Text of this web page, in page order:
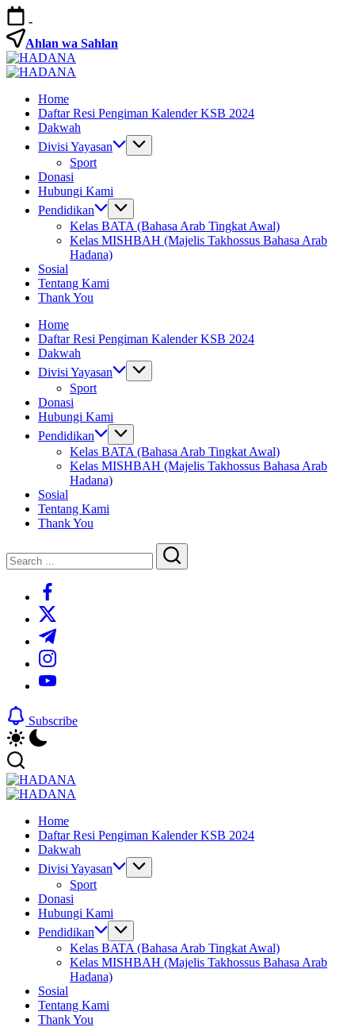
Skip
to
content
-
Ahlan wa Sahlan
Yayasan
Hidayah
Sunnah
Cahaya
Hidayah
Sunnah
Home
Daftar Resi Pengiman Kalender KSB 2024
Dakwah
Divisi Yayasan
Sport
Donasi
Hubungi Kami
Pendidikan
Kelas BATA (Bahasa Arab Tingkat Awal)
Kelas MISHBAH (Majelis Takhossus Bahasa Arab
Hadana)
Sosial
Tentang Kami
Thank You
Home
Daftar Resi Pengiman Kalender KSB 2024
Dakwah
Divisi Yayasan
Sport
Donasi
Hubungi Kami
Pendidikan
Kelas BATA (Bahasa Arab Tingkat Awal)
Kelas MISHBAH (Majelis Takhossus Bahasa Arab
Hadana)
Sosial
Tentang Kami
Thank You
Search
Search
https://www.facebook.com/
https://twitter.com/
https://t.me/
https://www.instagram.com/
https://youtube.com/
Subscribe
Yayasan
Hidayah
Sunnah
Cahaya
Hidayah
Sunnah
Home
Daftar Resi Pengiman Kalender KSB 2024
Dakwah
Divisi Yayasan
Sport
Donasi
Hubungi Kami
Pendidikan
Kelas BATA (Bahasa Arab Tingkat Awal)
Kelas MISHBAH (Majelis Takhossus Bahasa Arab
Hadana)
Sosial
Tentang Kami
Thank You